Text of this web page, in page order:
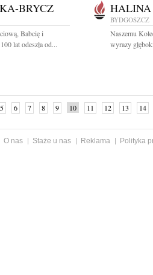
BRYCZ
Babcię i
lat odeszła od...
HALINA
BYDGOSZCZ
Naszemu
wyrazy
5 6 7 8 9 10 11 12 13 14
O nas Staże u nas Reklama
Polityka